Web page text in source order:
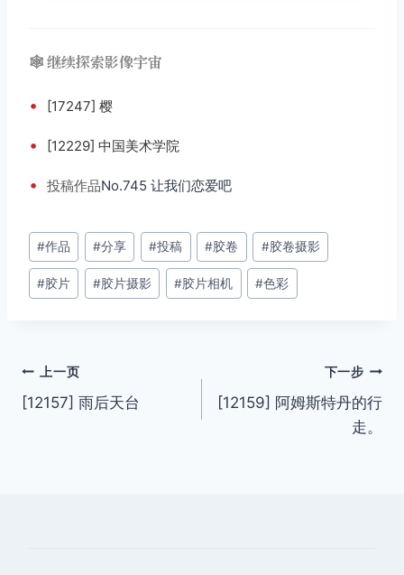
🕸️ 继续探索影像宇宙
• [17247] 樱
• [12229] 中国美术学院
• 投稿作品No.745 让我们恋爱吧
文
章
标
#作品 #分享 #投稿 #胶卷 #胶卷摄影
#胶片 #胶片摄影 #胶片相机 #色彩
文
章
上一页
[12157] 雨后天台
下一步
[12159] 阿姆斯特丹的行
走。